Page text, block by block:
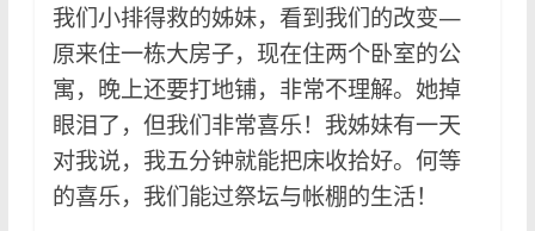
我们小排得救的姊妹，看到我们的改变—
原来住一栋大房子，现在住两个卧室的公
寓，晚上还要打地铺，非常不理解。她掉
眼泪了，但我们非常喜乐！我姊妹有一天
对我说，我五分钟就能把床收拾好。何等
的喜乐，我们能过祭坛与帐棚的生活！